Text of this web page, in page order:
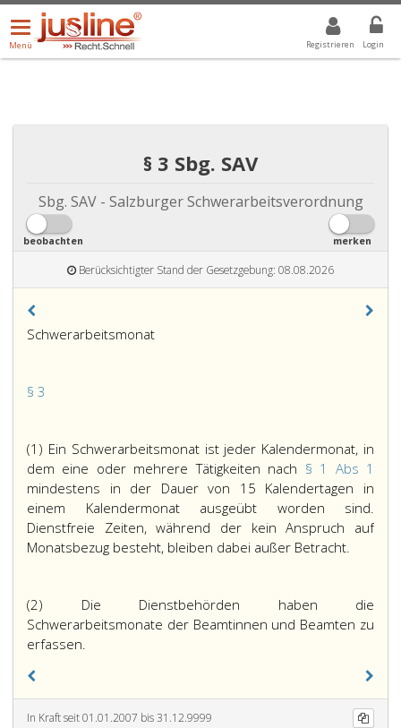
Registrieren Login
Menü
öffnen/schließen
Menü
ALLE DROPDOWN: GEWÄHLTER WERT IST ALLE
§ 3 Sbg. SAV
Sbg. SAV - Salzburger Schwerarbeitsverordnung
beobachten merken
Berücksichtigter Stand der Gesetzgebung: 08.08.2026
Schwerarbeitsmonat
§ 3
(1) Ein Schwerarbeitsmonat ist jeder Kalendermonat, in
dem eine oder mehrere Tätigkeiten nach § 1 Abs 1
mindestens in der Dauer von 15 Kalendertagen in
einem Kalendermonat ausgeübt worden sind.
Dienstfreie Zeiten, während der kein Anspruch auf
Monatsbezug besteht, bleiben dabei außer Betracht.
(2) Die Dienstbehörden haben die
Schwerarbeitsmonate der Beamtinnen und Beamten zu
erfassen.
In Kraft seit 01.01.2007 bis 31.12.9999